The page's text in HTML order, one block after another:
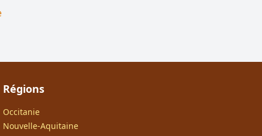
Régions
Occitanie
Nouvelle-Aquitaine